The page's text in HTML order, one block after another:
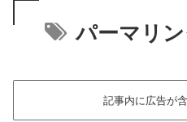
パーマリン
記事内に広告が